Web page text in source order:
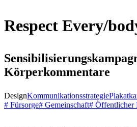
Respect Every/
Körperkommentare
DesignKommunikationsstrategie
# Fürsorge# Gemeinschaft# Öffentlicher